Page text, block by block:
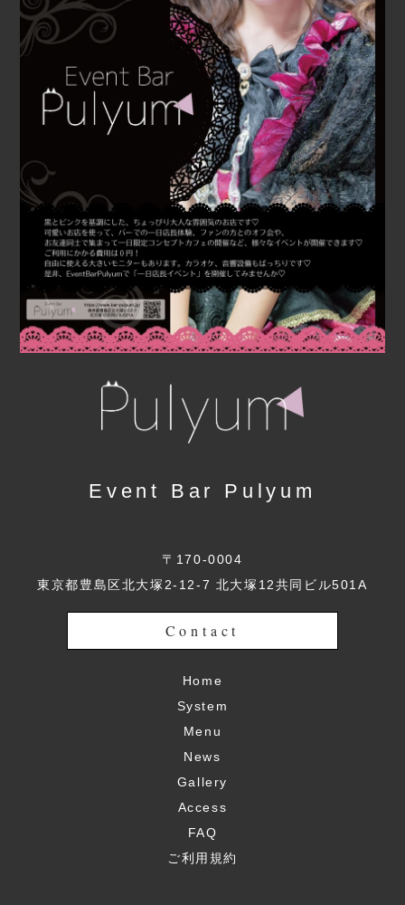
Event Bar Pulyum
〒170-0004
東京都豊島区北大塚2-12-7 北大塚12共同ビル501A
Contact
Home
System
Menu
News
Gallery
Access
FAQ
ご利用規約